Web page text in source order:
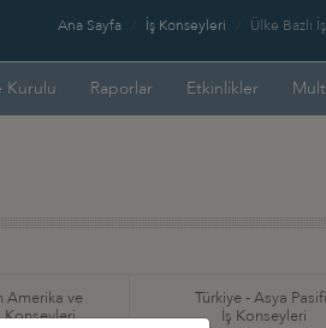
Ana Sayfa İş Konseyleri Ülke Bazlı
Kurulu Raporlar Etkinlikler
Amerika ve
Konseyleri
Türkiye - Asya
İş Konseyleri